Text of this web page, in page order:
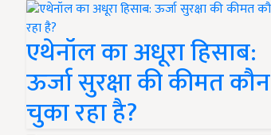
एथेनॉल का अधूरा हिसाब:
ऊर्जा सुरक्षा की कीमत कौन
चुका रहा है?